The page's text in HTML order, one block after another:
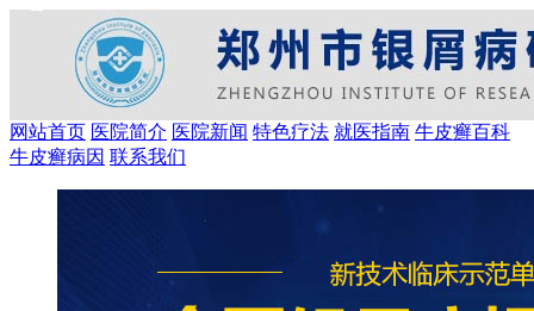
网站首页 医院简介 医院新闻 特色疗法 就医指南 牛皮癣百科
牛皮癣病因 联系我们